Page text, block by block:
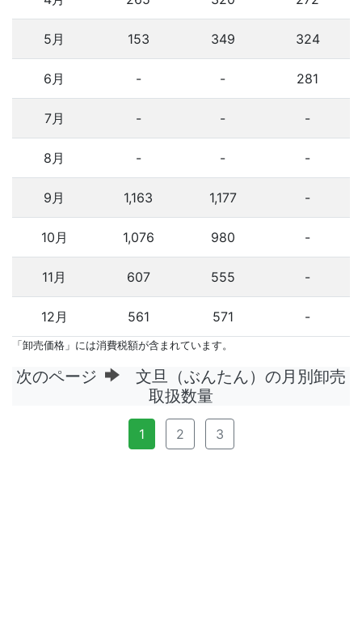
5月 153 349 324
6月 - - 281
7月 - - -
8月 - - -
9月 1,163 1,177 -
10月 1,076 980 -
11月 607 555 -
12月 561 571 -
「卸売価格」には消費税額が含まれています。
次のページ
文旦（ぶんたん）の月別卸売
取扱数量
1 2 3